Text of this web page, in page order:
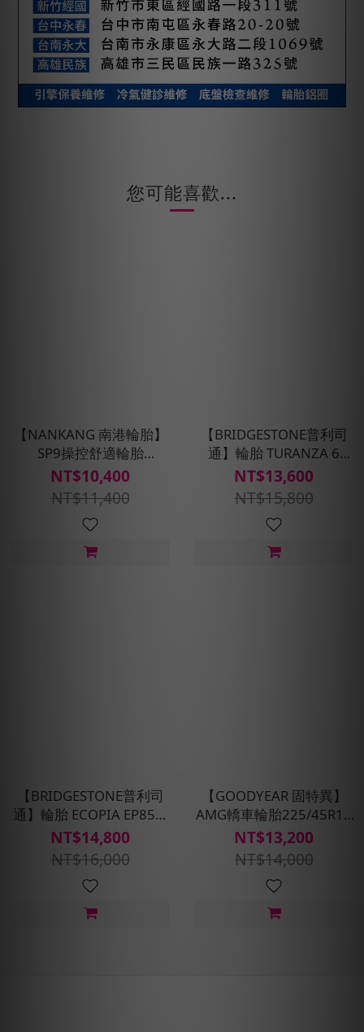
您可能喜歡...
【NANKANG 南港輪胎】
SP9操控舒適輪胎
215/60R16四入組(含安裝
定位平衡)
NT$10,400
NT$11,400
【BRIDGESTONE普利司
通】輪胎 TURANZA 6
-215/60R16_四入組(含安
裝定位平衡)
NT$13,600
NT$15,800
【BRIDGESTONE普利司
通】輪胎 ECOPIA EP850-
215/65R16_四入組(含安裝
定位平衡)
NT$14,800
NT$16,000
【GOODYEAR 固特異】
AMG轎車輪胎225/45R17
四入組(濕抓/耐用雙重保
護)含安裝定位平衡
NT$13,200
NT$14,000